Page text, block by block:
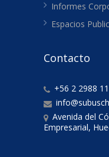
Informes
Espacios
Contacto
+56 2 2988
Avenida del
Empresarial,